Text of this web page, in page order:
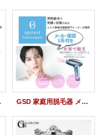
& expert GSD 家庭用脱毛器 メンズ 男性 エピレスト クール＆エキスパート epirest Cool & expert